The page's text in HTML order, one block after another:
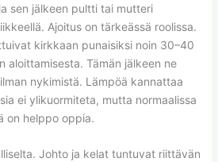
sen jälkeen pultti tai mutteri
Ajoitus on tärkeässä roolissa.
kirkkaan punaisiksi noin 30–40
aloittamisesta. Tämän jälkeen ne
nykimistä. Lämpöä kannattaa
ei ylikuormiteta, mutta normaalissa
on helppo oppia.
Johto ja kelat tuntuvat riittävän